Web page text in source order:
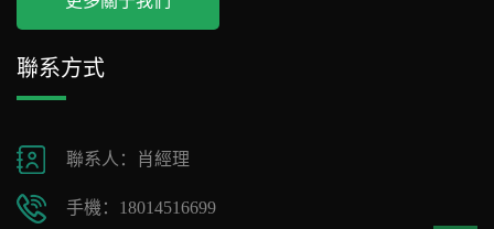
聯系方式
聯系人：肖經理
手機：18014516699